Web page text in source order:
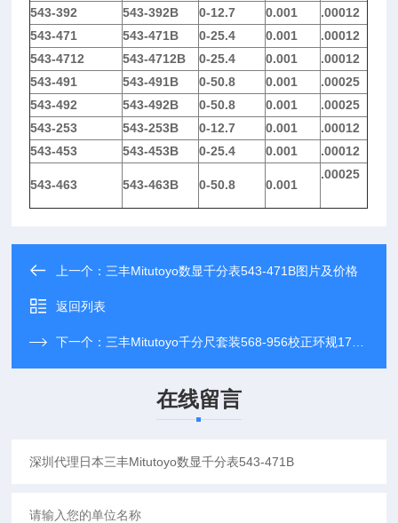
543-392
543-392B 0-12.7 0.001
.00012
543-471
543-471B 0-25.4 0.001
.00012
543-4712
543-4712B 0-25.4 0.001
.00012
543-491
543-491B 0-50.8 0.001
.00025
543-492
543-492B 0-50.8 0.001
.00025
543-253
543-253B 0-12.7 0.001
.00012
543-453
543-453B 0-25.4 0.001 .00012
543-463 543-463B 0-50.8 0.001
.00025
上一个： 三丰Mitutoyo数显千分表543-471B图片及价格
返回列表
下一个： 三丰Mitutoyo千分尺套装568-956校正环规177-286
在线留言